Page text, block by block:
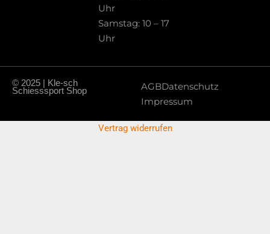
Uhr
Samstag: 10 – 17
Uhr
© 2025 | Kle-sch
Schiesssport Shop AGBDatenschutz
Impressum
Vertrag widerrufen